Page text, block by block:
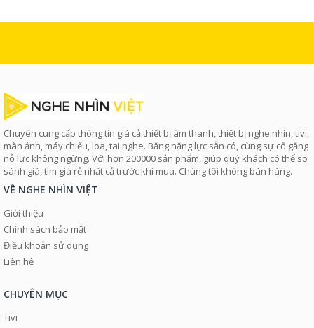
Chuyên cung cấp thông tin giá cả thiết bị âm thanh, thiết bị nghe nhìn, tivi,
màn ảnh, máy chiếu, loa, tai nghe. Bằng năng lực sẵn có, cùng sự cố gắng
nỗ lực không ngừng. Với hơn 200000 sản phẩm, giúp quý khách có thể so
sánh giá, tìm giá rẻ nhất cả trước khi mua. Chúng tôi không bán hàng.
VỀ NGHE NHÌN VIỆT
Giới thiệu
Chính sách bảo mật
Điều khoản sử dụng
Liên hệ
CHUYÊN MỤC
Tivi